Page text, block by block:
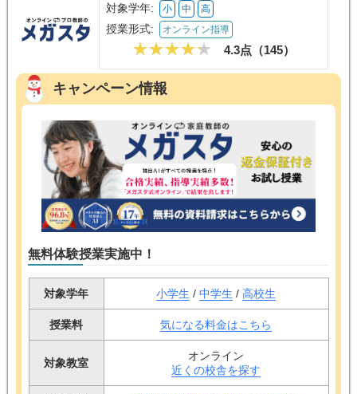
対象学年: 小 中 高
授業形式: オンライン指導
4.3点（145）
キャンペーン情報
無料体験授業実施中！
対象学年 小学生 / 中学生 / 高校生
授業料 気になる料金はこちら
対象教室
オンライン
近くの校舎を探す